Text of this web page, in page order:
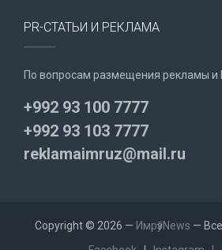
PR-СТАТЬИ И РЕКЛАМА
По вопросам размещения рекламы и
+992 93 100 7777
+992 93 103 7777
reklamaimruz@mail.ru
Copyright © 2026 — ИмрӯзNews —